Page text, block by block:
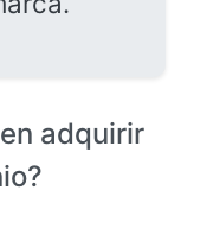
adquirir